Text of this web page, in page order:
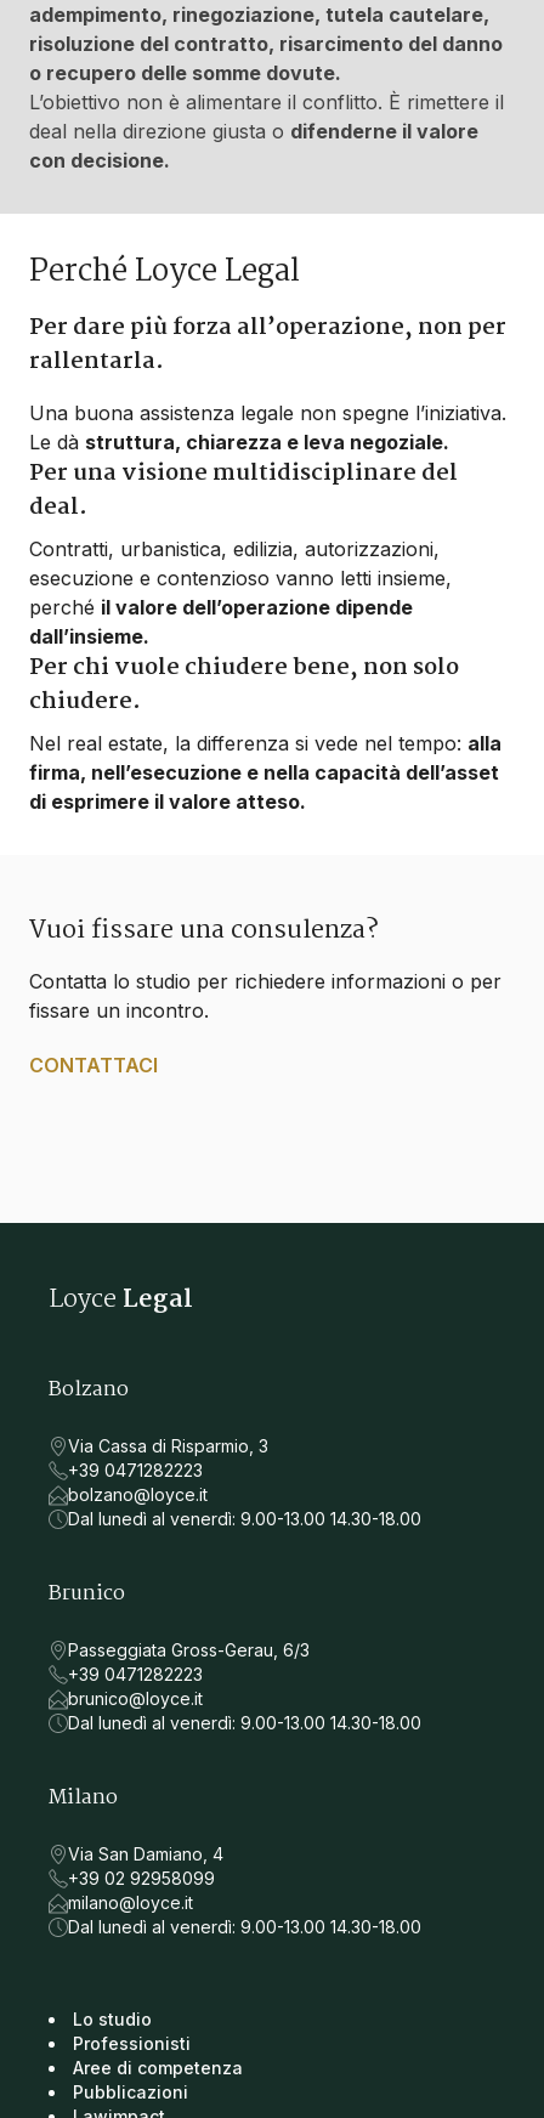
adempimento, rinegoziazione, tutela cautelare,
risoluzione del contratto, risarcimento del danno
o recupero delle somme dovute.
L’obiettivo non è alimentare il conflitto. È rimettere il
deal nella direzione giusta o difenderne il valore
con decisione.
Perché Loyce Legal
Per dare più forza all’operazione, non per
rallentarla.
Una buona assistenza legale non spegne l’iniziativa.
Le dà struttura, chiarezza e leva negoziale.
Per una visione multidisciplinare del
deal.
Contratti, urbanistica, edilizia, autorizzazioni,
esecuzione e contenzioso vanno letti insieme,
perché il valore dell’operazione dipende
dall’insieme.
Per chi vuole chiudere bene, non solo
chiudere.
Nel real estate, la differenza si vede nel tempo: alla
firma, nell’esecuzione e nella capacità dell’asset
di esprimere il valore atteso.
Vuoi fissare una consulenza?
Contatta lo studio per richiedere informazioni o per
fissare un incontro.
CONTATTACI
Loyce Legal
Bolzano
Via Cassa di Risparmio, 3
+39 0471282223
bolzano@loyce.it
Dal lunedì al venerdì: 9.00-13.00 14.30-18.00
Brunico
Passeggiata Gross-Gerau, 6/3
+39 0471282223
brunico@loyce.it
Dal lunedì al venerdì: 9.00-13.00 14.30-18.00
Milano
Via San Damiano, 4
+39 02 92958099
milano@loyce.it
Dal lunedì al venerdì: 9.00-13.00 14.30-18.00
Lo studio
Professionisti
Aree di competenza
Pubblicazioni